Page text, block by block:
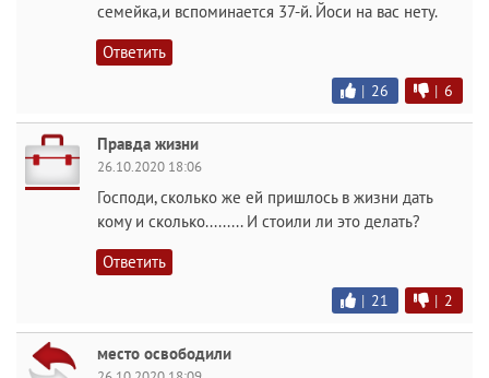
семейка,и вспоминается 37-й. Йоси на вас нету.
Ответить
| 26 | 6
Правда жизни
26.10.2020 18:06
Господи, сколько же ей пришлось в жизни дать
кому и сколько......... И стоили ли это делать?
Ответить
| 21 | 2
место освободили